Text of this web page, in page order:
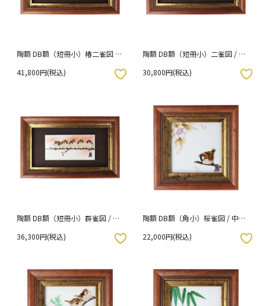
陶額 DB額（短冊小）椿二雀図 /
41,800円(税込)
陶額 DB額（短冊小）二雀図 / 中
30,800円(税込)
お気に入りボタン
陶額 DB額（短冊小）群雀図 / 中
36,300円(税込)
陶額 DB額（角小）桜雀図 / 中村
22,000円(税込)
お気に入りボタン